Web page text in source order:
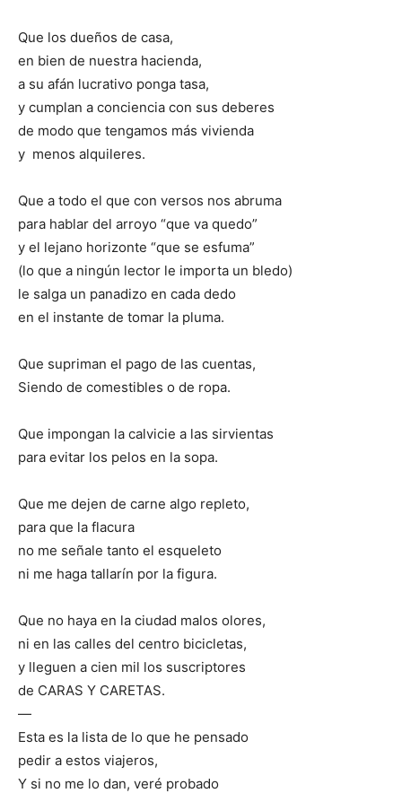
Que los dueños de casa,
en bien de nuestra hacienda,
a su afán lucrativo ponga tasa,
y cumplan a conciencia con sus deberes
de modo que tengamos más vivienda
y menos alquileres.
Que a todo el que con versos nos abruma
para hablar del arroyo “que va quedo”
y el lejano horizonte “que se esfuma”
(lo que a ningún lector le importa un bledo)
le salga un panadizo en cada dedo
en el instante de tomar la pluma.
Que supriman el pago de las cuentas,
Siendo de comestibles o de ropa.
Que impongan la calvicie a las sirvientas
para evitar los pelos en la sopa.
Que me dejen de carne algo repleto,
para que la flacura
no me señale tanto el esqueleto
ni me haga tallarín por la figura.
Que no haya en la ciudad malos olores,
ni en las calles del centro bicicletas,
y lleguen a cien mil los suscriptores
de CARAS Y CARETAS.
—
Esta es la lista de lo que he pensado
pedir a estos viajeros,
Y si no me lo dan, veré probado